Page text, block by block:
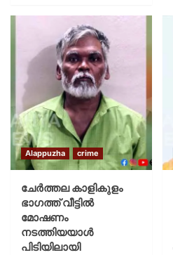
Alappuzha crime
ചേർത്തല കാളികുളം
ഭാഗത്ത് വീട്ടിൽ
മോഷണം
നടത്തിയയാൾ
പിടിയിലായി